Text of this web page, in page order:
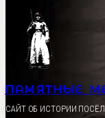
Перейти
содержимому
ПАМЯТНЫЕ
CАЙТ ОБ ИСТОРИИ